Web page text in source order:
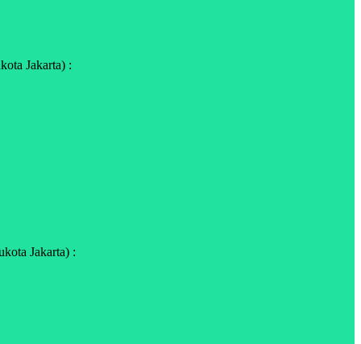
Jakarta) :
Jakarta) :